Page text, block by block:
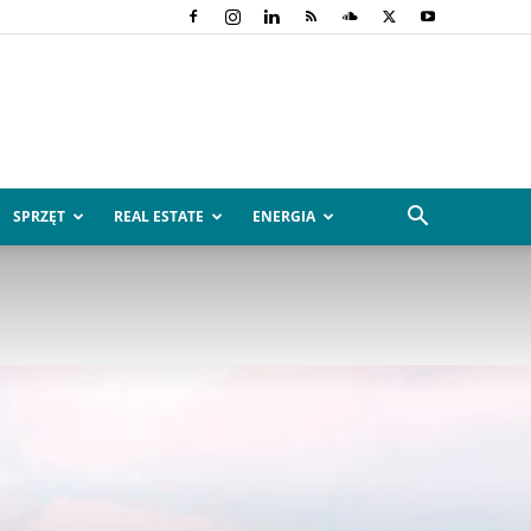
SPRZĘT REAL ESTATE ENERGIA